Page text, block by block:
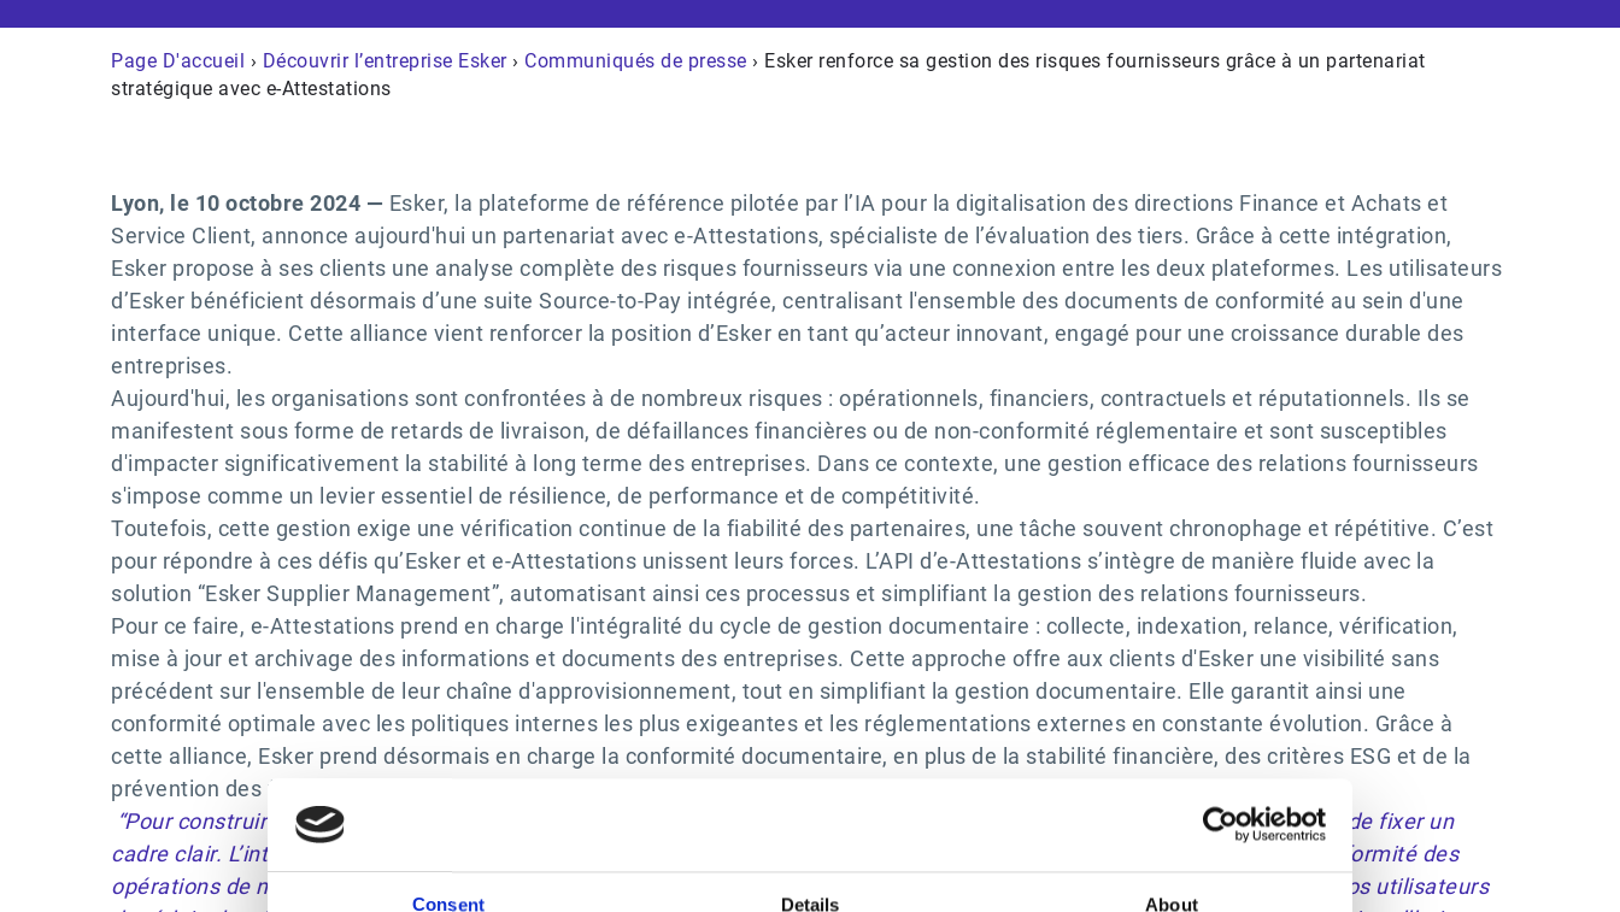
Consent Details About
Page D'accueil › Découvrir l’entreprise Esker› Communiqués de presse › Esker renforce sa gestion des risques fournisseurs grâce à un partenariat
stratégique avec e-Attestations
Lyon, le 10 octobre 2024 — Esker, la plateforme de référence pilotée par l’IA pour la digitalisation des directions Finance et Achats et
Service Client, annonce aujourd'hui un partenariat avec e-Attestations, spécialiste de l’évaluation des tiers. Grâce à cette intégration,
Esker propose à ses clients une analyse complète des risques fournisseurs via une connexion entre les deux plateformes. Les utilisateurs
d’Esker bénéficient désormais d’une suite Source-to-Pay intégrée, centralisant l'ensemble des documents de conformité au sein d'une
interface unique. Cette alliance vient renforcer la position d’Esker en tant qu’acteur innovant, engagé pour une croissance durable des
entreprises.
Aujourd'hui, les organisations sont confrontées à de nombreux risques : opérationnels, financiers, contractuels et réputationnels. Ils se
manifestent sous forme de retards de livraison, de défaillances financières ou de non-conformité réglementaire et sont susceptibles
d'impacter significativement la stabilité à long terme des entreprises. Dans ce contexte, une gestion efficace des relations fournisseurs
s'impose comme un levier essentiel de résilience, de performance et de compétitivité.
Toutefois, cette gestion exige une vérification continue de la fiabilité des partenaires, une tâche souvent chronophage et répétitive. C’est
pour répondre à ces défis qu’Esker et e-Attestations unissent leurs forces. L’API d’e-Attestations s’intègre de manière fluide avec la
solution “Esker Supplier Management”, automatisant ainsi ces processus et simplifiant la gestion des relations fournisseurs.
Pour ce faire, e-Attestations prend en charge l'intégralité du cycle de gestion documentaire : collecte, indexation, relance, vérification,
mise à jour et archivage des informations et documents des entreprises. Cette approche offre aux clients d'Esker une visibilité sans
précédent sur l'ensemble de leur chaîne d'approvisionnement, tout en simplifiant la gestion documentaire. Elle garantit ainsi une
conformité optimale avec les politiques internes les plus exigeantes et les réglementations externes en constante évolution. Grâce à
cette alliance, Esker prend désormais en charge la conformité documentaire, en plus de la stabilité financière, des critères ESG et de la
prévention des fraudes fournisseurs, intégrant ainsi tous les aspects de la gestion des risques fournisseurs.
“Pour construire une solide relation de confiance avec ses fournisseurs, il est important d’adopter les bonnes pratiques et de fixer un
cadre clair. L’intégration d’e-Attestations dans la solution Esker est une avancée majeure pour assurer la sécurité et la conformité des
opérations de nos clients. Elle s’inscrit dans notre démarche de gestion proactive des risques fournisseurs, permettant à nos utilisateurs